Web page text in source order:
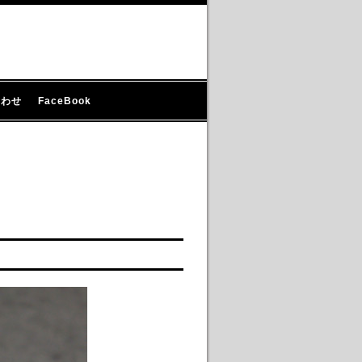
せ FaceBook